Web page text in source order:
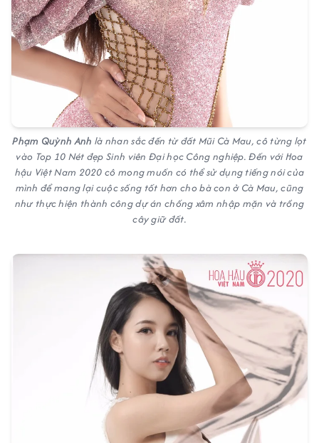
Phạm Quỳnh Anh là nhan sắc đến từ đất Mũi Cà Mau, cô từng lọt
vào Top 10 Nét đẹp Sinh viên Đại học Công nghiệp. Đến vớiHoa
hậu Việt Nam 2020 cô mong muốn có thể sử dụng tiếng nói của
mình để mang lại cuộc sống tốt hơn cho bà con ở Cà Mau, cũng
như thực hiện thành công dự án chống xâm nhập mặn và trồng
cây giữ đất.